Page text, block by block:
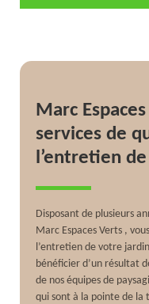
Marc
services de
l’entretien
Disposant de plusieurs
Marc Espaces Verts ,
l’entretien de votre
bénéficier d’un résultat
de nos équipes de
qui sont à la pointe de la